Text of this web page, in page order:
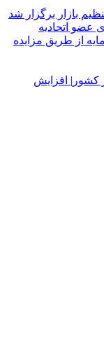
بازار برگزار شد
عضو اتحادیه
از طریق مزایده
کشور| افزایش